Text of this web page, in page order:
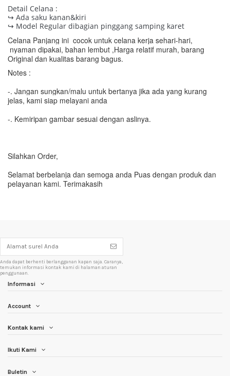
Detail Celana :
↪ Ada saku kanan&kiri
↪ Model Regular dibagian pinggang samping karet
Celana Panjang ini cocok untuk celana kerja sehari-hari,
nyaman dipakai, bahan lembut ,Harga relatif murah, barang
Original dan kualitas barang bagus.
Notes :
-. Jangan sungkan/malu untuk bertanya jika ada yang kurang
jelas, kami siap melayani anda
-. Kemiripan gambar sesuai dengan aslinya.
Silahkan Order,
Selamat berbelanja dan semoga anda Puas dengan produk dan
pelayanan kami. Terimakasih
Anda dapat berhenti berlangganan kapan saja. Caranya,
temukan informasi kontak kami di halaman aturan
penggunaan.
Informasi
Account
Kontak kami
Ikuti Kami
Buletin